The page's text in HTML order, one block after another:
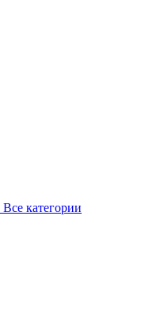
Все категории